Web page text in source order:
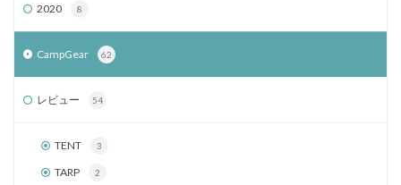
2020 8
CampGear 62
レビュー 54
TENT 3
TARP 2